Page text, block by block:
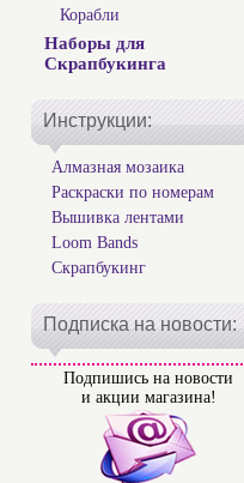
Корабли
Наборы для
Скрапбукинга
Инструкции:
Алмазная мозаика
Раскраски по номерам
Вышивка лентами
Loom Bands
Скрапбукинг
Подписка на новости:
Подпишись на новости
и акции магазина!